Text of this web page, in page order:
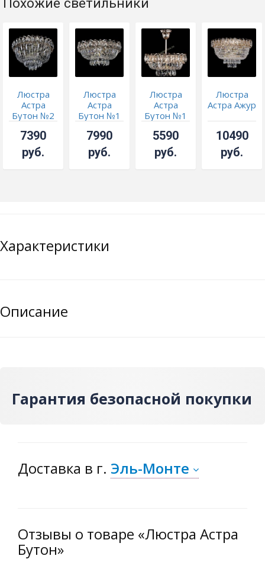
Похожие светильники
Люстра
Астра
Бутон №2
7390
руб.
Люстра
Астра
Бутон №1
7990
руб.
Люстра
Астра
Бутон №1
5590
руб.
Люстра
Астра Ажур
10490
руб.
Характеристики
Описание
Гарантия безопасной покупки
Доставка в г. Эль-Монте
Отзывы о товаре «Люстра Астра
Бутон»